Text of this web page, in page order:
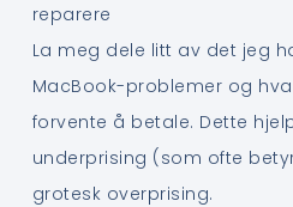
reparere
La meg dele litt av det jeg
MacBook-problemer og
forvente å betale. Dette
underprising (som ofte
grotesk overprising.